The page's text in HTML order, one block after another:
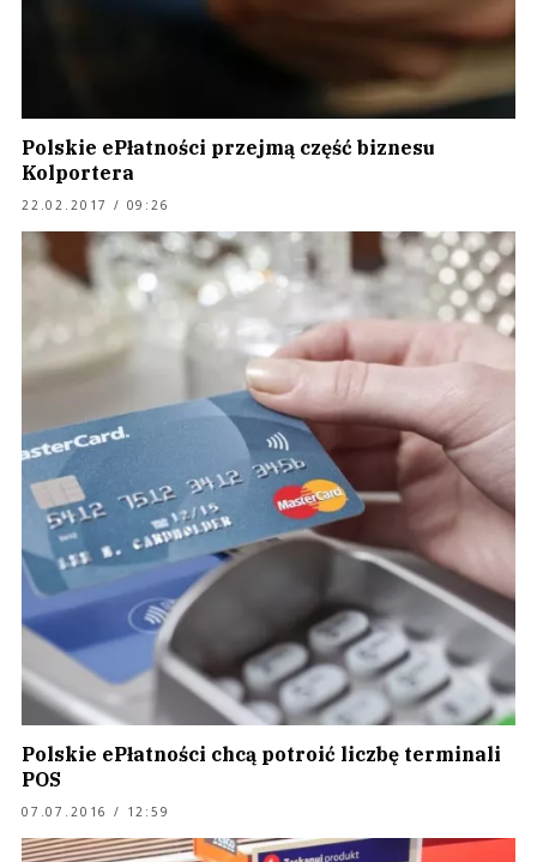
Polskie ePłatności przejmą część biznesu
Kolportera
22.02.2017 / 09:26
Polskie ePłatności chcą potroić liczbę terminali
POS
07.07.2016 / 12:59